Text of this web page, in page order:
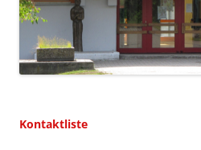
Kontaktliste